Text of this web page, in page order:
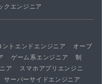
クエンジニア
ントエンドエンジニア
オープ
ゲーム系エンジニア
制
ア
スマホアプリエンジニ
サーバーサイドエンジニア